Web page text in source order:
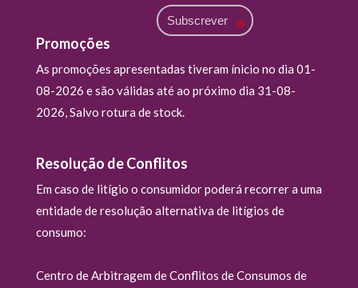
Subscrever
Promoções
As promoções apresentadas tiveram ínicio no dia 01-
08-2026 e são válidas até ao próximo dia 31-08-
2026, Salvo rotura de stock.
Resolução de Conflitos
Em caso de litígio o consumidor poderá recorrer a uma
entidade de resolução alternativa de litígios de
consumo:
Centro de Arbitragem de Conflitos de Consumos de